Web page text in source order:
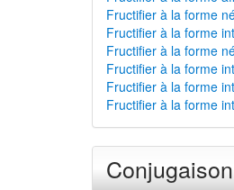
Fructifier à la forme
Fructifier à la forme
Fructifier à la forme
Fructifier à la forme
Fructifier à la forme
Fructifier à la forme